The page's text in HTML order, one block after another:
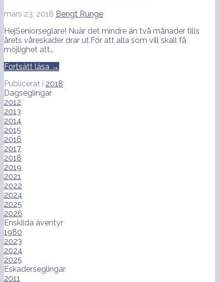
mars 23, 2018 Bengt Runge
HejSeniorseglare! Nuär det mindre än två månader tills
årets våreskader drar ut.För att alla som vill skall få
möjlighet att…
Fortsätt läsa →
Publicerat i 2018:
Dagseglingar
2012
2013
2014
2015
2016
2017
2018
2019
2021
2022
2024
2025
2026
Enskilda äventyr
1980
2023
2024
2025
Eskaderseglingar
2011